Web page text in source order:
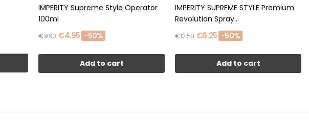
IMPERITY Supreme Style Operator
100ml
€9.90 €4.95 -50%
Add to cart
IMPERITY SUPREME STYLE Premium
Revolution Spray...
€12.50 €6.25 -50%
Add to cart